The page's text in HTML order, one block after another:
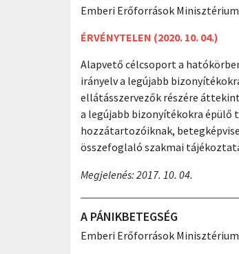
Emberi Erőforrások
ÉRVÉNYTELEN (2020. 10. 04.)
Alapvető célcsoport a
irányelv a legújabb
ellátásszervezők részére
a legújabb bizonyítékokra épülő
hozzátartozóiknak,
összefoglaló szakmai
Megjelenés: 2017. 10. 04.
A PÁNIKBETEGSÉG
Emberi Erőforrások